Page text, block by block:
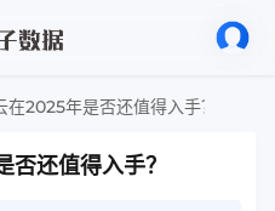
在2025年是否还值得入手？
还值得入手？